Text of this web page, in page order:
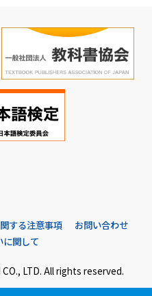
する注意事項
お問い合わせ
に関して
LTD. All rights reserved.